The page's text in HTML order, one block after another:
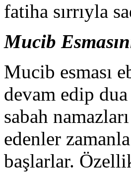
fatiha sırrıyla
Mucib
Mucib esması
devam edip
sabah
edenler
başlarlar.